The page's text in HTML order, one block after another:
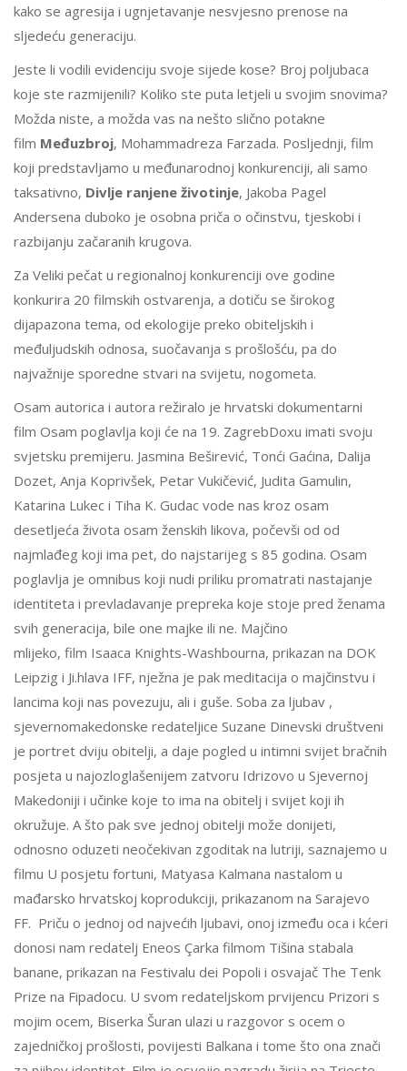
kako se agresija i ugnjetavanje nesvjesno prenose na
sljedeću generaciju.
Jeste li vodili evidenciju svoje sijede kose? Broj poljubaca
koje ste razmijenili? Koliko ste puta letjeli u svojim snovima?
Možda niste, a možda vas na nešto slično potakne
film Međuzbroj, Mohammadreza Farzada. Posljednji, film
koji predstavljamo u međunarodnoj konkurenciji, ali samo
taksativno, Divlje ranjene životinje, Jakoba Pagel
Andersena duboko je osobna priča o očinstvu, tjeskobi i
razbijanju začaranih krugova.
Za Veliki pečat u regionalnoj konkurenciji ove godine
konkurira 20 filmskih ostvarenja, a dotiču se širokog
dijapazona tema, od ekologije preko obiteljskih i
međuljudskih odnosa, suočavanja s prošlošću, pa do
najvažnije sporedne stvari na svijetu, nogometa.
Osam autorica i autora režiralo je hrvatski dokumentarni
film Osam poglavlja koji će na 19. ZagrebDoxu imati svoju
svjetsku premijeru. Jasmina Beširević, Tonći Gaćina, Dalija
Dozet, Anja Koprivšek, Petar Vukičević, Judita Gamulin,
Katarina Lukec i Tiha K. Gudac vode nas kroz osam
desetljeća života osam ženskih likova, počevši od od
najmlađeg koji ima pet, do najstarijeg s 85 godina. Osam
poglavlja je omnibus koji nudi priliku promatrati nastajanje
identiteta i prevladavanje prepreka koje stoje pred ženama
svih generacija, bile one majke ili ne. Majčino
mlijeko, film Isaaca Knights-Washbourna, prikazan na DOK
Leipzig i Ji.hlava IFF, nježna je pak meditacija o majčinstvu i
lancima koji nas povezuju, ali i guše. Soba za ljubav ,
sjevernomakedonske redateljice Suzane Dinevski društveni
je portret dviju obitelji, a daje pogled u intimni svijet bračnih
posjeta u najozloglašenijem zatvoru Idrizovo u Sjevernoj
Makedoniji i učinke koje to ima na obitelj i svijet koji ih
okružuje. A što pak sve jednoj obitelji može donijeti,
odnosno oduzeti neočekivan zgoditak na lutriji, saznajemo u
filmu U posjetu fortuni, Matyasa Kalmana nastalom u
mađarsko hrvatskoj koprodukciji, prikazanom na Sarajevo
FF. Priču o jednoj od najvećih ljubavi, onoj između oca i kćeri
donosi nam redatelj Eneos Çarka filmom Tišina stabala
banane, prikazan na Festivalu dei Popoli i osvajač The Tenk
Prize na Fipadocu. U svom redateljskom prvijencu Prizori s
mojim ocem, Biserka Šuran ulazi u razgovor s ocem o
zajedničkoj prošlosti, povijesti Balkana i tome što ona znači